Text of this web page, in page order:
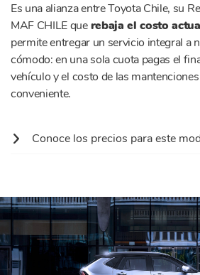
Es una alianza entre Toyota Chile, su
MAF CHILE querebaja el costo
permite entregar un servicio integral a
cómodo: en una sola cuota pagas el
vehículo y el costo de las
conveniente.
Conoce los precios para este